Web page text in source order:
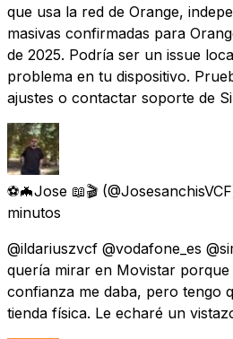
que usa la red de Orange,
masivas confirmadas para
de 2025. Podría ser un issue
problema en tu dispositivo.
ajustes o contactar soporte de
⚽️🦇Jose 📖🎬
minutos
@ildariuszvcf @vodafone_es
quería mirar en Movistar porque
confianza me daba, pero tengo
tienda física. Le echaré un